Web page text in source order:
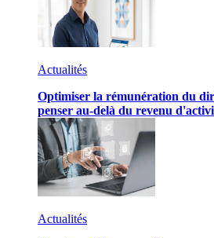
Actualités
Optimiser la rémunération du
penser au-delà du revenu
Actualités